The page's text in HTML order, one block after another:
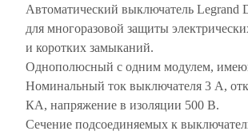
Автоматический выключатель Legrand
для многоразовой защиты
и коротких замыканий.
Однополюсный с одним модулем,
Номинальный ток выключателя 3 А,
КА, напряжение в изоляции 500 В.
Сечение подсоединяемых к